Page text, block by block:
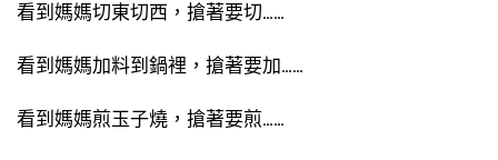
看到媽媽切東切西，搶著要切……
看到媽媽加料到鍋裡，搶著要加……
看到媽媽煎玉子燒，搶著要煎……